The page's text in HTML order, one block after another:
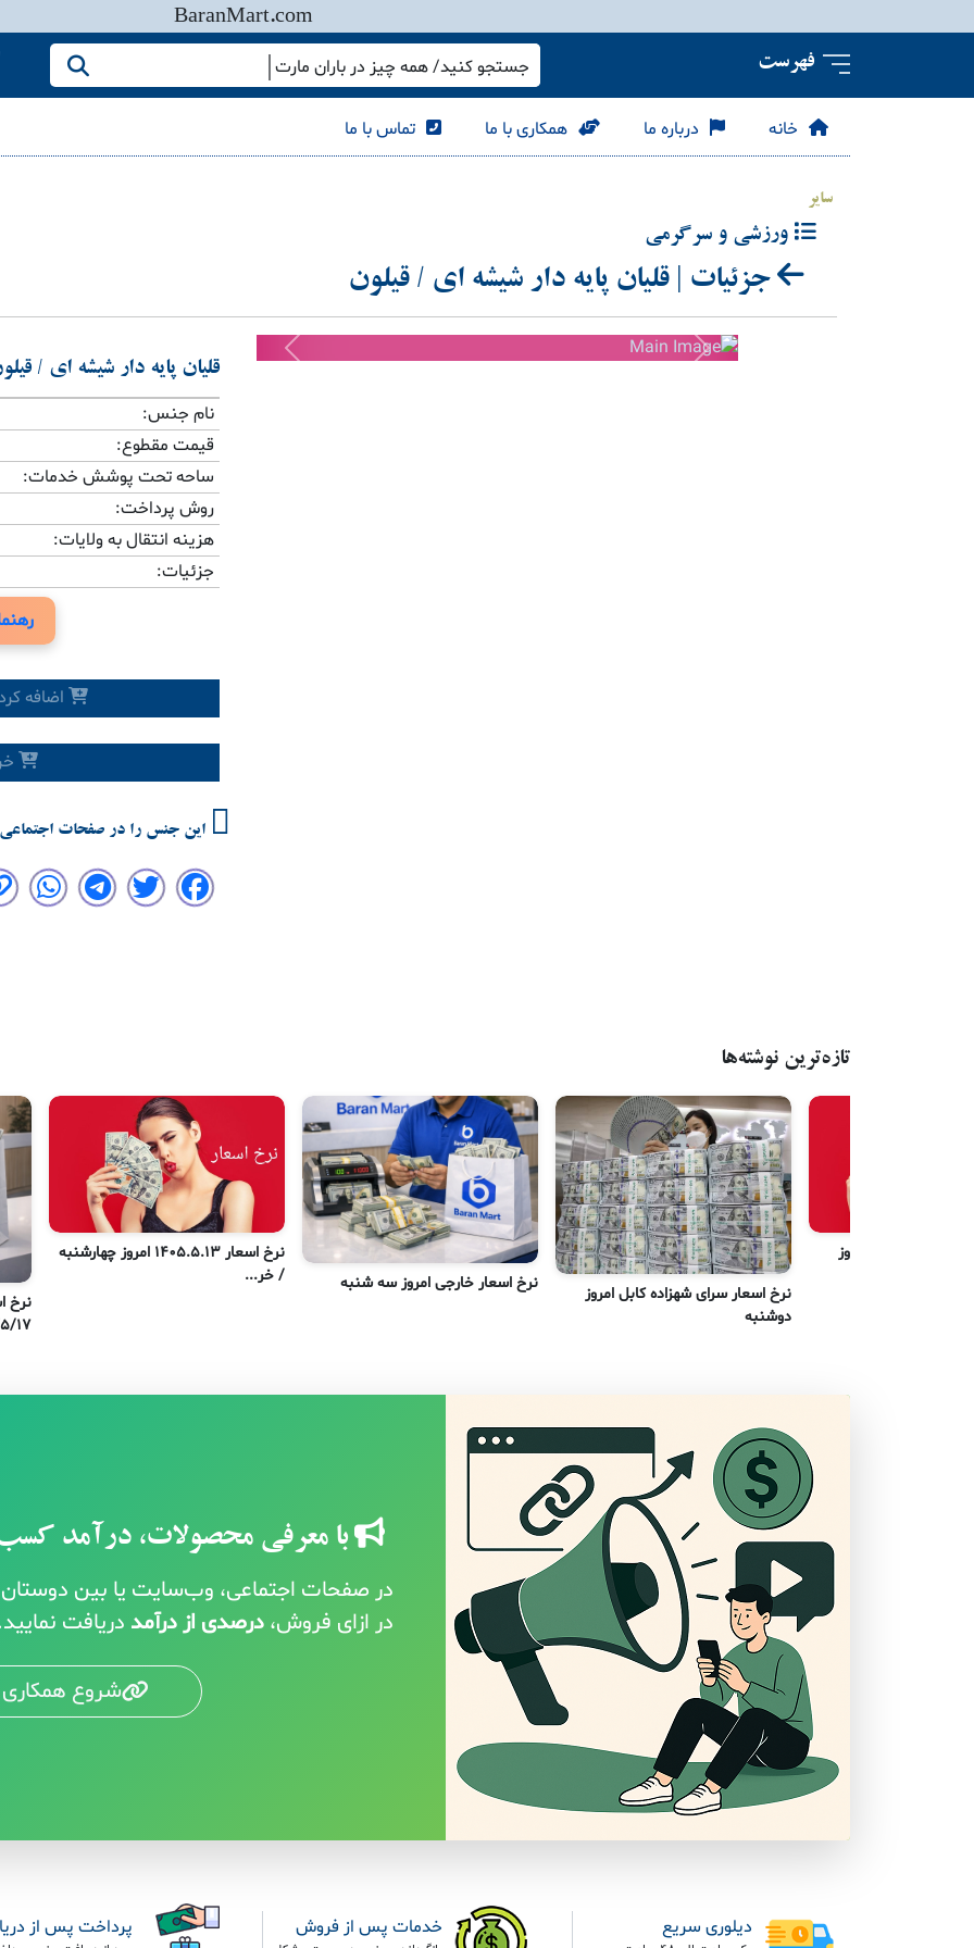
BaranMart.com
فهرست جستجو کنید/ همه چیز در باران مارت
خانه درباره ما همکاری با ما تماس با ما
سایر
ورزشی و سرگرمی
جزئیات | قلیان پایه دار شیشه ای / قیلون
Previous Next قلیان پایه دار شیشه ای /
نام جنس:
قیمت مقطوع:
ساحه تحت پوشش خدمات:
روش پرداخت:
هزینه انتقال به ولایات:
جزئیات:
اضافه
این جنس را در صفحات
تازه‌ترین نوشته‌ها
نرخ
۱۴۰۵/
نرخ اسعار 1405.5.13 امروز چهارشنبه
/ خر...
نرخ اسعار خارجی امروز سه شنبه
نرخ اسعار سرای شهزاده کابل امروز
دوشنبه
شهزاده کابل امروز
با معرفی محصولات، درآمد
در صفحات اجتماعی، وب‌سایت یا بین
در ازای فروش، درصدی از درآمد دریافت
شروع
دیلوری سریع خدمات پس از فروش پرداخت پس از